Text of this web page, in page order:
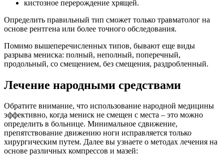
кистозное перерождение хрящей.
Определить правильный тип сможет только травматолог на
основе рентгена или более точного обследования.
Помимо вышеперечисленных типов, бывают еще виды
разрыва мениска: полный, неполный, поперечный,
продольный, со смещением, без смещения, раздробленный.
Лечение народными средствами
Обратите внимание, что использование народной медицины
эффективно, когда мениск не смещен с места – это можно
определить в больнице. Минимальное сдвижение,
препятствование движению ноги исправляется только
хирургическим путем. Далее вы узнаете о методах лечения на
основе различных компрессов и мазей: